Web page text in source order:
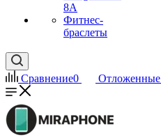
8A
Фитнес-
браслеты
Сравнение0 Отложенные